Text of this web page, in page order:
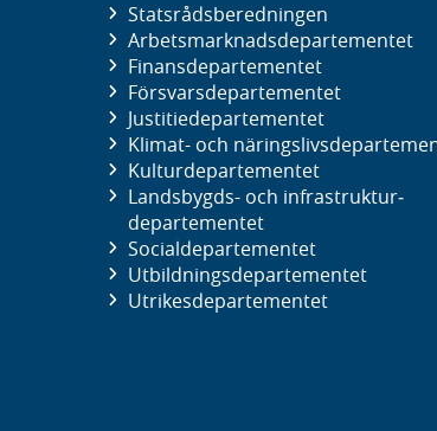
Statsrådsberedningen
Arbetsmarknads­departementet
Finans­departementet
Försvars­departementet
Justitie­departementet
Klimat- och
Kultur­departementet
Landsbygds- och infrastruktur­
departementet
Social­departementet
Utbildnings­departementet
Utrikes­departementet